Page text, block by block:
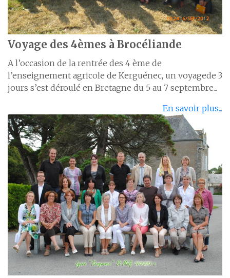
Voyage des 4èmes à Brocéliande
A l’occasion de la rentrée des 4 ème de
l’enseignement agricole de Kerguénec, un voyagede 3
jours s’est déroulé en Bretagne du 5 au 7 septembre...
En savoir plus...